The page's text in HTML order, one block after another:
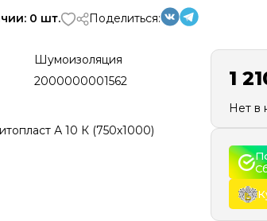
0 шт. Поделиться:
Шумоизоляция
2000000001562
А 10 К (750х1000)
1
Нет в